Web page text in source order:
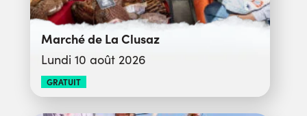
Marché de La Clusaz
Lundi 10 août 2026
GRATUIT